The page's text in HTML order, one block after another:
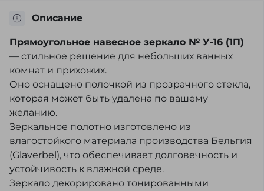
Описание
Прямоугольное навесное зеркало № У-16 (1П)
— стильное решение для небольших ванных
комнат и прихожих.
Оно оснащено полочкой из прозрачного стекла,
которая может быть удалена по вашему
желанию.
Зеркальное полотно изготовлено из
влагостойкого материала производства Бельгия
(Glaverbel), что обеспечивает долговечность и
устойчивость к влажной среде.
Зеркало декорировано тонированными